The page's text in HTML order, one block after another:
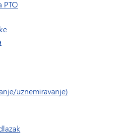
PTO
uznemiravanje)